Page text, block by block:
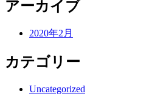
アーカイブ
2020年2月
カテゴリー
Uncategorized